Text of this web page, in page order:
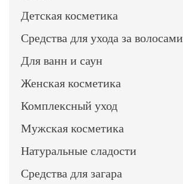
Детская косметика
Средства для ухода за волосами
Для ванн и саун
Женская косметика
Комплексный уход
Мужская косметика
Натуральные сладости
Средства для загара